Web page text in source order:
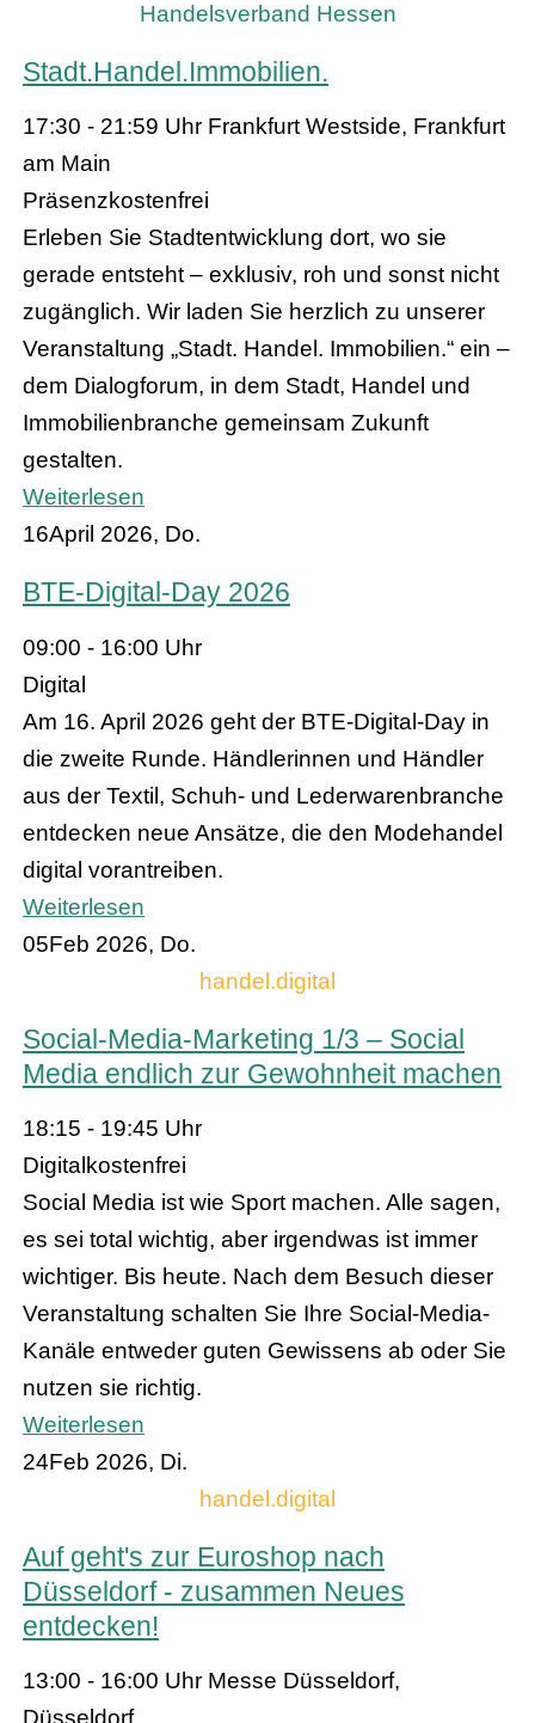
Handelsverband Hessen
Stadt.Handel.Immobilien.
17:30 - 21:59 Uhr Frankfurt Westside, Frankfurt
am Main
Präsenzkostenfrei
Erleben Sie Stadtentwicklung dort, wo sie
gerade entsteht – exklusiv, roh und sonst nicht
zugänglich. Wir laden Sie herzlich zu unserer
Veranstaltung „Stadt. Handel. Immobilien.“ ein –
dem Dialogforum, in dem Stadt, Handel und
Immobilienbranche gemeinsam Zukunft
gestalten.
Weiterlesen
16April 2026, Do.
BTE-Digital-Day 2026
09:00 - 16:00 Uhr
Digital
Am 16. April 2026 geht der BTE-Digital-Day in
die zweite Runde. Händlerinnen und Händler
aus der Textil, Schuh- und Lederwarenbranche
entdecken neue Ansätze, die den Modehandel
digital vorantreiben.
Weiterlesen
05Feb 2026, Do.
handel.digital
Social-Media-Marketing 1/3 – Social
Media endlich zur Gewohnheit machen
18:15 - 19:45 Uhr
Digitalkostenfrei
Social Media ist wie Sport machen. Alle sagen,
es sei total wichtig, aber irgendwas ist immer
wichtiger. Bis heute. Nach dem Besuch dieser
Veranstaltung schalten Sie Ihre Social-Media-
Kanäle entweder guten Gewissens ab oder Sie
nutzen sie richtig.
Weiterlesen
24Feb 2026, Di.
handel.digital
Auf geht's zur Euroshop nach
Düsseldorf - zusammen Neues
entdecken!
13:00 - 16:00 Uhr Messe Düsseldorf,
Düsseldorf